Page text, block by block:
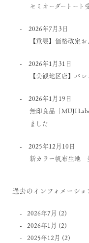
セミオーダートート
2026年7月3日
【重要】価格改定
2026年1月31日
【美観地区店】バ
2026年1月19日
無印良品「MUJI
ました
2025年12月10日
新カラー帆布生地
過去のインフォメーショ
2026年7月 (2)
2026年1月 (2)
2025年12月 (2)